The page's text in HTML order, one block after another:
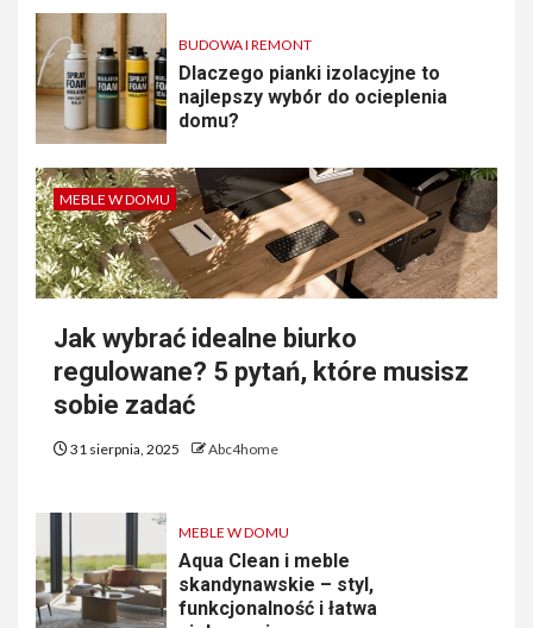
BUDOWA I REMONT
Dlaczego pianki izolacyjne to
najlepszy wybór do ocieplenia
domu?
MEBLE W DOMU
Jak wybrać idealne biurko
regulowane? 5 pytań, które musisz
sobie zadać
31 sierpnia, 2025 Abc4home
MEBLE W DOMU
Aqua Clean i meble
skandynawskie – styl,
funkcjonalność i łatwa